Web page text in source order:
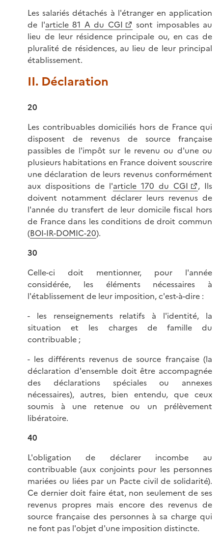
Les salariés détachés à l'étranger en application
de l'article 81 A du CGI
sont imposables au
lieu de leur résidence principale ou, en cas de
pluralité de résidences, au lieu de leur principal
établissement.
II. Déclaration
20
Les contribuables domiciliés hors de France qui
disposent de revenus de source française
passibles de l'impôt sur le revenu ou d'une ou
plusieurs habitations en France doivent souscrire
une déclaration de leurs revenus conformément
aux dispositions de l'article 170 du CGI
, Ils
doivent notamment déclarer leurs revenus de
l'année du transfert de leur domicile fiscal hors
de France dans les conditions de droit commun
(BOI-IR-DOMIC-20).
30
Celle-ci doit mentionner, pour l'année
considérée, les éléments nécessaires à
l'établissement de leur imposition, c'est-à-dire :
- les renseignements relatifs à l'identité, la
situation et les charges de famille du
contribuable ;
- les différents revenus de source française (la
déclaration d'ensemble doit être accompagnée
des déclarations spéciales ou annexes
nécessaires), autres, bien entendu, que ceux
soumis à une retenue ou un prélèvement
libératoire.
40
L'obligation de déclarer incombe au
contribuable (aux conjoints pour les personnes
mariées ou liées par un Pacte civil de solidarité).
Ce dernier doit faire état, non seulement de ses
revenus propres mais encore des revenus de
source française des personnes à sa charge qui
ne font pas l'objet d'une imposition distincte.